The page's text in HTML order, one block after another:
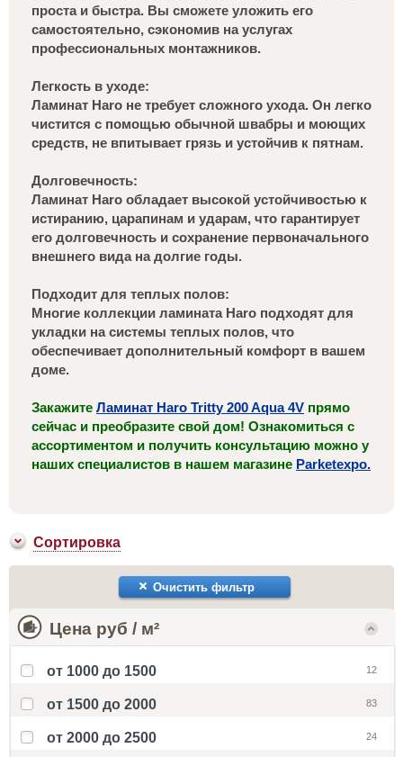
проста и быстра. Вы сможете уложить его
самостоятельно, сэкономив на услугах
профессиональных монтажников.
Легкость в уходе:
Ламинат Haro не требует сложного ухода. Он легко
чистится с помощью обычной швабры и моющих
средств, не впитывает грязь и устойчив к пятнам.
Долговечность:
Ламинат Haro обладает высокой устойчивостью к
истиранию, царапинам и ударам, что гарантирует
его долговечность и сохранение первоначального
внешнего вида на долгие годы.
Подходит для теплых полов:
Многие коллекции ламината Haro подходят для
укладки на системы теплых полов, что
обеспечивает дополнительный комфорт в вашем
доме.
Закажите Ламинат Haro Tritty 200 Aqua 4V прямо
сейчас и преобразите свой дом! Ознакомиться с
ассортиментом и получить консультацию можно у
наших специалистов в нашем магазине Parketexpo.
Сортировка
Очистить фильтр
Цена руб / м²
от 1000 до 1500 12
от 1500 до 2000 83
от 2000 до 2500 24